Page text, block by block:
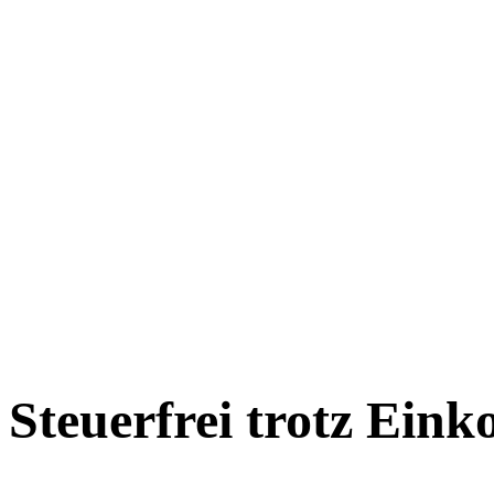
Steuerfrei trotz